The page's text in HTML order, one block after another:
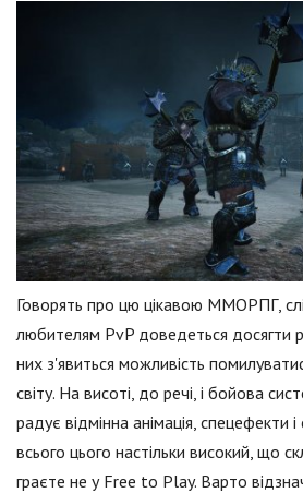
Говорять про цю цікавою ММОРПГ,
любителям PvP доведеться досягти
них з'явиться можливість
світу. На висоті, до речі, і бойова
радує відмінна анімація, спецефекти і
всього цього настільки високий, що
граєте не у Free to Play. Варто